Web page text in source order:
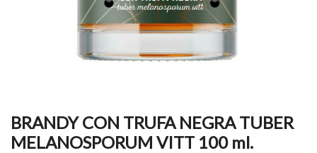
BRANDY CON TRUFA NEGRA TUBER
MELANOSPORUM VITT 100 ml.